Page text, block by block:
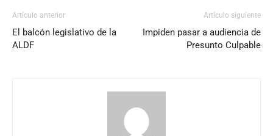
Artículo anterior
El balcón legislativo de la
ALDF
Artículo siguiente
Impiden pasar a audiencia de
Presunto Culpable